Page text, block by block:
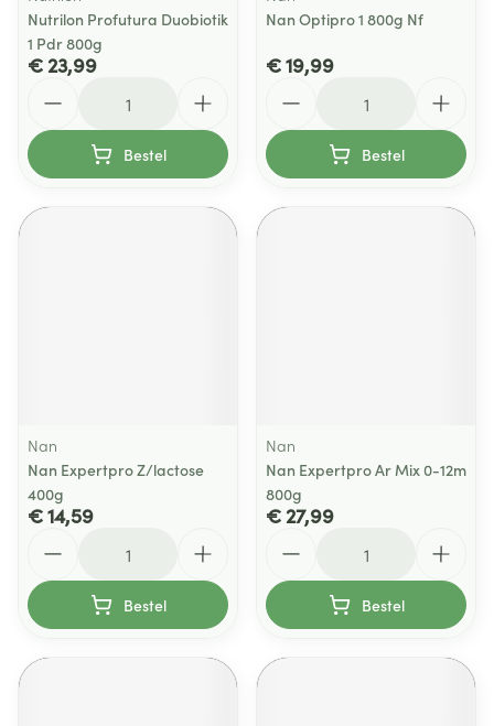
Nutrilon Profutura Duobiotik
1 Pdr 800g
€ 23,99
Bestel
Nan Optipro 1 800g Nf
€ 19,99
Bestel
Nan
Nan Expertpro Z/lactose
400g
€ 14,59
Bestel
Nan
Nan Expertpro Ar Mix 0-12m
800g
€ 27,99
Bestel